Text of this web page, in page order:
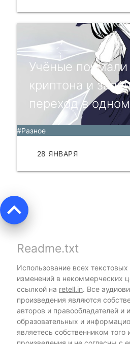
Учёные
криптона и
переход в
#Разное
28 ЯНВАРЯ
keyboard_arrow_up
Readme.txt
Использование всех
изменений в некоммерческих
ссылкой на retell.in. Все
произведения являются
авторов и правообладателей и
образовательных и
являетесь собственником того